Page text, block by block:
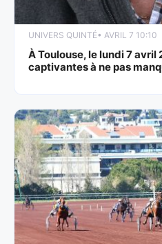
UNIVERS QUINTÉ• AVRIL 7 10:10
À Toulouse, le lundi 7 avril
captivantes à ne pas